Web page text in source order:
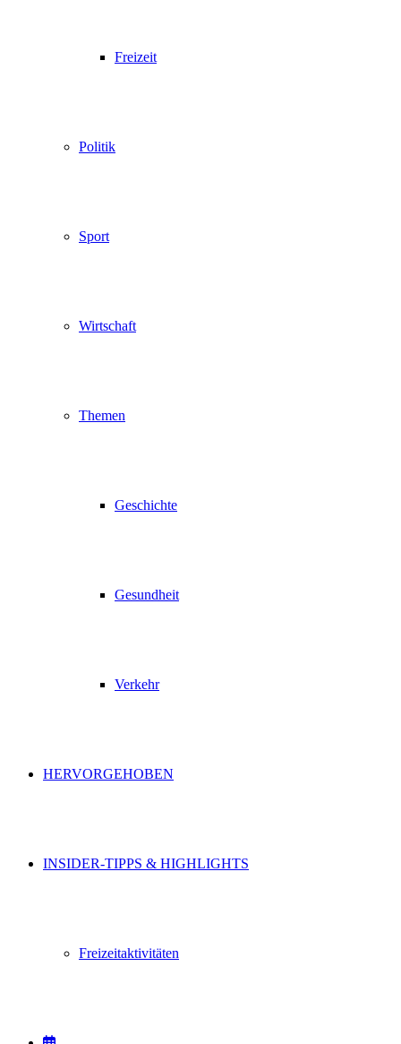
Freizeit
Politik
Sport
Wirtschaft
Themen
Geschichte
Gesundheit
Verkehr
HERVORGEHOBEN
INSIDER-TIPPS & HIGHLIGHTS
Freizeitaktivitäten